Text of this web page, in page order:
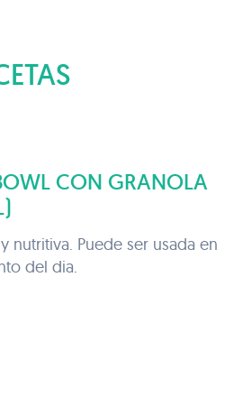
CON GRANOLA
nutritiva. Puede ser usada en
del dia.